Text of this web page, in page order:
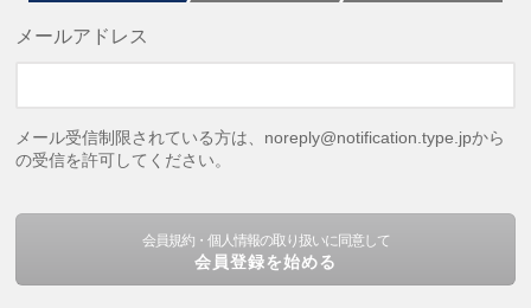
メールアドレス
メール受信制限されている方は、noreply@notification.type.jpから
の受信を許可してください。
会員規約・個人情報の取り扱いに同意して
会員登録を始める